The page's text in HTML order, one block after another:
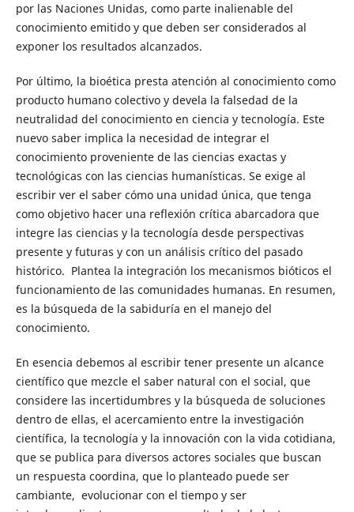
por las Naciones Unidas, como parte inalienable del
conocimiento emitido y que deben ser considerados al
exponer los resultados alcanzados.
Por último, la bioética presta atención al conocimiento como
producto humano colectivo y devela la falsedad de la
neutralidad del conocimiento en ciencia y tecnología. Este
nuevo saber implica la necesidad de integrar el
conocimiento proveniente de las ciencias exactas y
tecnológicas con las ciencias humanísticas. Se exige al
escribir ver el saber cómo una unidad única, que tenga
como objetivo hacer una reflexión crítica abarcadora que
integre las ciencias y la tecnología desde perspectivas
presente y futuras y con un análisis crítico del pasado
histórico. Plantea la integración los mecanismos bióticos el
funcionamiento de las comunidades humanas. En resumen,
es la búsqueda de la sabiduría en el manejo del
conocimiento.
En esencia debemos al escribir tener presente un alcance
científico que mezcle el saber natural con el social, que
considere las incertidumbres y la búsqueda de soluciones
dentro de ellas, el acercamiento entre la investigación
científica, la tecnología y la innovación con la vida cotidiana,
que se publica para diversos actores sociales que buscan
un respuesta coordina, que lo planteado puede ser
cambiante, evolucionar con el tiempo y ser